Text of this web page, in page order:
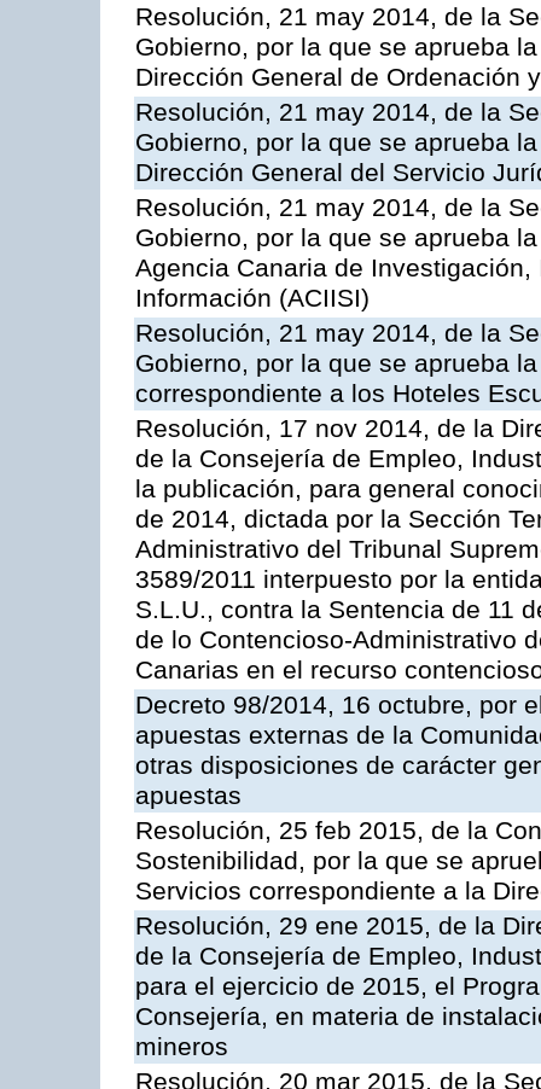
Resolución, 21 may 2014, de la
Gobierno, por la que se aprueba
Dirección General de Ordenación
Resolución, 21 may 2014, de la
Gobierno, por la que se aprueba
Dirección General del Servicio
Resolución, 21 may 2014, de la
Gobierno, por la que se aprueba
Agencia Canaria de
Información (ACIISI)
Resolución, 21 may 2014, de la
Gobierno, por la que se aprueba
correspondiente a los Hoteles
Resolución, 17 nov 2014, de la
de la Consejería de Empleo,
la publicación, para general
de 2014, dictada por la Sección
Administrativo del Tribunal
3589/2011 interpuesto por la
S.L.U., contra la Sentencia de 11
de lo Contencioso-Administrativo
Canarias en el recurso
Decreto 98/2014, 16 octubre, por
apuestas externas de la
otras disposiciones de carácter
apuestas
Resolución, 25 feb 2015, de la
Sostenibilidad, por la que se
Servicios correspondiente a la
Resolución, 29 ene 2015, de la
de la Consejería de Empleo,
para el ejercicio de 2015, el
Consejería, en materia de
mineros
Resolución, 20 mar 2015, de la